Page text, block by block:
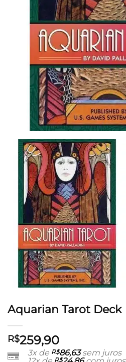
Aquarian Tarot Deck
R$259,90
3x de R$86,63sem juros
R$